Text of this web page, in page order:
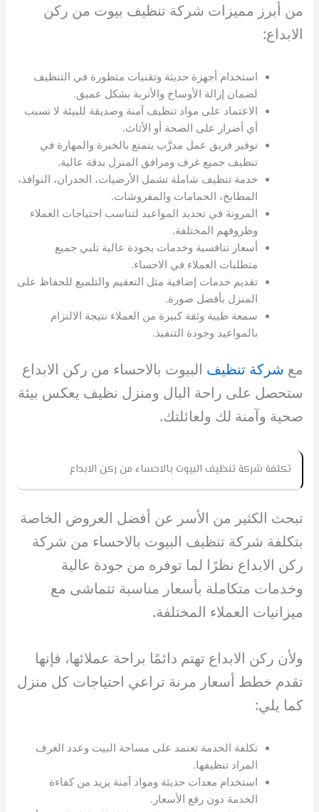
من أبرز مميزات شركة تنظيف بيوت من ركن
الابداع:
استخدام أجهزة حديثة وتقنيات متطورة في التنظيف
لضمان إزالة الأوساخ والأتربة بشكل عميق.
الاعتماد على مواد تنظيف آمنة وصديقة للبيئة لا تسبب
أي أضرار على الصحة أو الأثاث.
توفير فريق عمل مدرَّب يتمتع بالخبرة والمهارة في
تنظيف جميع غرف ومرافق المنزل بدقة عالية.
خدمة تنظيف شاملة تشمل الأرضيات، الجدران، النوافذ،
المطابخ، الحمامات والمفروشات.
المرونة في تحديد المواعيد لتناسب احتياجات العملاء
وظروفهم المختلفة.
أسعار تنافسية وخدمات بجودة عالية تلبي جميع
متطلبات العملاء في الاحساء.
تقديم خدمات إضافية مثل التعقيم والتلميع للحفاظ على
المنزل بأفضل صورة.
سمعة طيبة وثقة كبيرة من العملاء نتيجة الالتزام
بالمواعيد وجودة التنفيذ.
مع شركة تنظيف البيوت بالاحساء من ركن الابداع
ستحصل على راحة البال ومنزل نظيف يعكس بيئة
صحية وآمنة لك ولعائلتك.
تكلفة شركة تنظيف البيوت بالاحساء من ركن الابداع
تبحث الكثير من الأسر عن أفضل العروض الخاصة
بتكلفة شركة تنظيف البيوت بالاحساء من شركة
ركن الابداع نظرًا لما توفره من جودة عالية
وخدمات متكاملة بأسعار مناسبة تتماشى مع
ميزانيات العملاء المختلفة.
ولأن ركن الابداع تهتم دائمًا براحة عملائها، فإنها
تقدم خطط أسعار مرنة تراعي احتياجات كل منزل
كما يلي:
تكلفة الخدمة تعتمد على مساحة البيت وعدد الغرف
المراد تنظيفها.
استخدام معدات حديثة ومواد آمنة يزيد من كفاءة
الخدمة دون رفع الأسعار.